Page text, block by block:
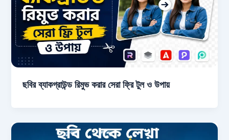
ছবির ব্যাকগ্রাউন্ড রিমুভ করার সেরা ফ্রি টুল ও উপায়